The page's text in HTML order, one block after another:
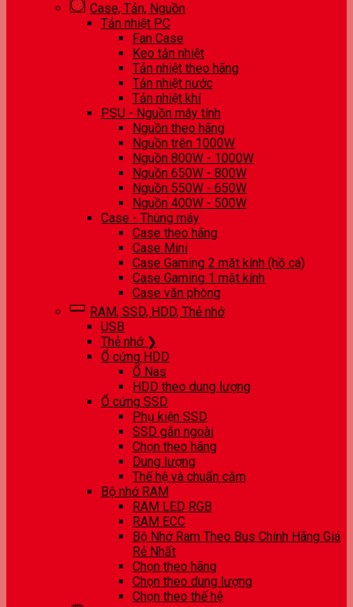
Case, Tản, Nguồn
Tản nhiệt PC
Fan Case
Keo tản nhiệt
Tản nhiệt theo hãng
Tản nhiệt nước
Tản nhiệt khí
PSU - Nguồn máy tính
Nguồn theo hãng
Nguồn trên 1000W
Nguồn 800W - 1000W
Nguồn 650W - 800W
Nguồn 550W - 650W
Nguồn 400W - 500W
Case - Thùng máy
Case theo hãng
Case Mini
Case Gaming 2 mặt kính (hồ cá)
Case Gaming 1 mặt kính
Case văn phòng
RAM, SSD, HDD, Thẻ nhớ
USB
Thẻ nhớ ❯
Ổ cứng HDD
Ổ Nas
HDD theo dung lượng
Ổ cứng SSD
Phụ kiện SSD
SSD gắn ngoài
Chọn theo hãng
Dung lượng
Thế hệ và chuẩn cắm
Bộ nhớ RAM
RAM LED RGB
RAM ECC
Bộ Nhớ Ram Theo Bus Chính Hãng Giá
Rẻ Nhất
Chọn theo hãng
Chọn theo dung lượng
Chọn theo thế hệ